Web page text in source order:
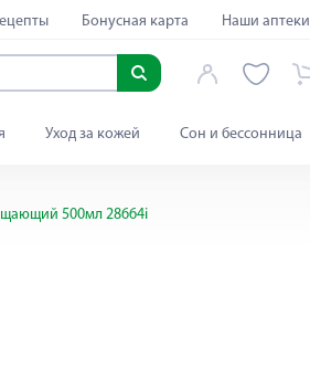
Бонусная карта Наши аптеки
Уход за кожей Сон и бессонница
500мл 28664i